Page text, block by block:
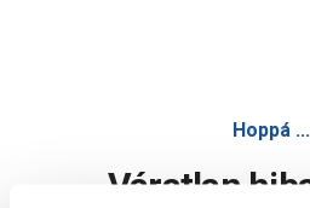
Hoppá ...
Váratlan